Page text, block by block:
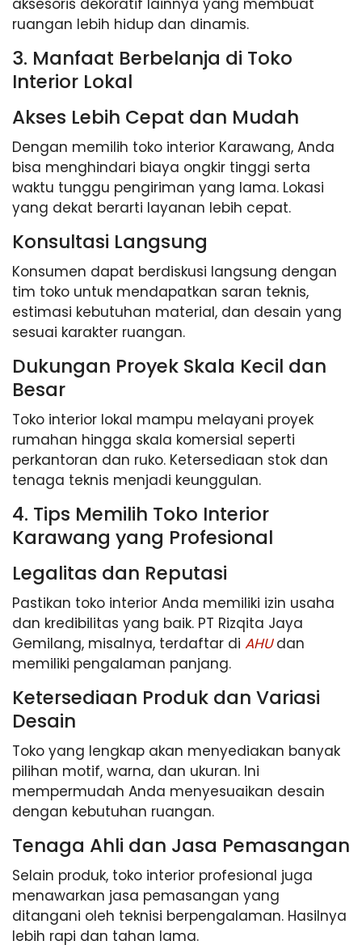
ruangan lebih hidup dan dinamis.
3. Manfaat Berbelanja di Toko
Interior Lokal
Akses Lebih Cepat dan Mudah
Dengan memilih toko interior Karawang, Anda
bisa menghindari biaya ongkir tinggi serta
waktu tunggu pengiriman yang lama. Lokasi
yang dekat berarti layanan lebih cepat.
Konsultasi Langsung
Konsumen dapat berdiskusi langsung dengan
tim toko untuk mendapatkan saran teknis,
estimasi kebutuhan material, dan desain yang
sesuai karakter ruangan.
Dukungan Proyek Skala Kecil dan
Besar
Toko interior lokal mampu melayani proyek
rumahan hingga skala komersial seperti
perkantoran dan ruko. Ketersediaan stok dan
tenaga teknis menjadi keunggulan.
4. Tips Memilih Toko Interior
Karawang yang Profesional
Legalitas dan Reputasi
Pastikan toko interior Anda memiliki izin usaha
dan kredibilitas yang baik. PT Rizqita Jaya
Gemilang, misalnya, terdaftar di AHUdan
memiliki pengalaman panjang.
Ketersediaan Produk dan Variasi
Desain
Toko yang lengkap akan menyediakan banyak
pilihan motif, warna, dan ukuran. Ini
mempermudah Anda menyesuaikan desain
dengan kebutuhan ruangan.
Tenaga Ahli dan Jasa Pemasangan
Selain produk, toko interior profesional juga
menawarkan jasa pemasangan yang
ditangani oleh teknisi berpengalaman. Hasilnya
lebih rapi dan tahan lama.